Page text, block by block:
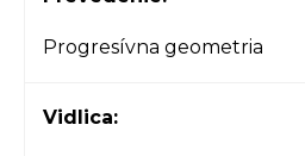
Progresívna geometria
Vidlica: